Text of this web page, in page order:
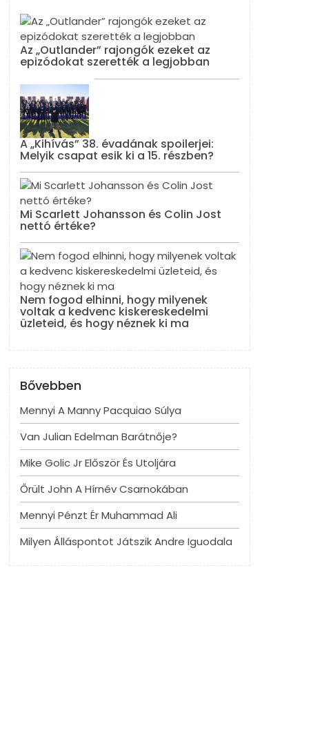
Az „Outlander” rajongók ezeket az
epizódokat szerették a legjobban
A „Kihívás” 38. évadának spoilerjei:
Melyik csapat esik ki a 15. részben?
Mi Scarlett Johansson és Colin Jost
nettó értéke?
Nem fogod elhinni, hogy milyenek
voltak a kedvenc kiskereskedelmi
üzleteid, és hogy néznek ki ma
Bővebben
Mennyi A Manny Pacquiao Súlya
Van Julian Edelman Barátnője?
Mike Golic Jr Először És Utoljára
Őrült John A Hírnév Csarnokában
Mennyi Pénzt Ér Muhammad Ali
Milyen Álláspontot Játszik Andre Iguodala